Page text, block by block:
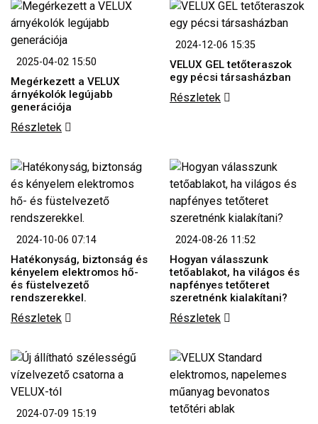
2025-04-02 15:50
Megérkezett a VELUX
árnyékolók legújabb
generációja
Részletek
2024-12-06 15:35
VELUX GEL tetőteraszok
egy pécsi társasházban
Részletek
2024-10-06 07:14
Hatékonyság, biztonság és
kényelem elektromos hő-
és füstelvezető
rendszerekkel.
Részletek
2024-08-26 11:52
Hogyan válasszunk
tetőablakot, ha világos és
napfényes tetőteret
szeretnénk kialakítani?
Részletek
2024-07-09 15:19